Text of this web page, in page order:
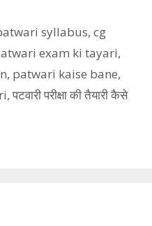
syllabus,cg
exam ki tayari,
, patwari kaise bane,
, पटवारी परीक्षा की तैयारी कैसे